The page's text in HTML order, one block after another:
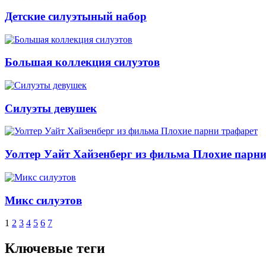
Детские силуэтыный набор
Большая коллекция силуэтов
Силуэты девушек
Уолтер Уайт Хайзенберг из фильма Плохие
Микс силуэтов
1 2 3 4 5 6 7
Ключевые теги